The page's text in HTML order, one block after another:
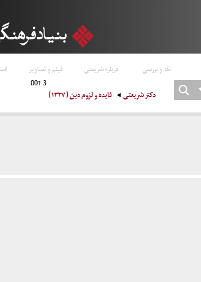
نقد و بررسی درباره شریعتی فیلم و تصاویر
دکتر شریعتی فایده و لزوم دین ( ۱۳۲۷)
3 001